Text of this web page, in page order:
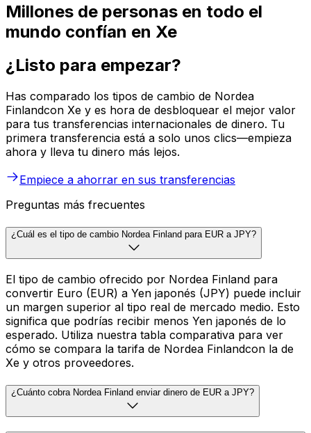
Millones de personas en todo el
mundo confían en Xe
¿Listo para empezar?
Has comparado los tipos de cambio de Nordea
Finlandcon Xe y es hora de desbloquear el mejor valor
para tus transferencias internacionales de dinero. Tu
primera transferencia está a solo unos clics—empieza
ahora y lleva tu dinero más lejos.
Empiece a ahorrar en sus transferencias
Preguntas más frecuentes
¿Cuál es el tipo de cambio Nordea Finland para EUR a JPY?
El tipo de cambio ofrecido por Nordea Finland para
convertir Euro (EUR) a Yen japonés (JPY) puede incluir
un margen superior al tipo real de mercado medio. Esto
significa que podrías recibir menos Yen japonés de lo
esperado. Utiliza nuestra tabla comparativa para ver
cómo se compara la tarifa de Nordea Finlandcon la de
Xe y otros proveedores.
¿Cuánto cobra Nordea Finland enviar dinero de EUR a JPY?